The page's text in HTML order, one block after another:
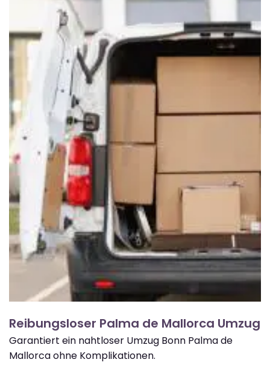
Reibungsloser Palma de Mallorca Umzug
Garantiert ein nahtloser Umzug Bonn Palma de
Mallorca ohne Komplikationen.